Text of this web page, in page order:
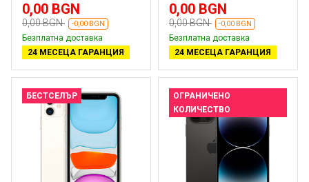
0,00 BGN
0,00 BGN -0,00 BGN
Безплатна доставка
24 МЕСЕЦА ГАРАНЦИЯ
0,00 BGN
0,00 BGN -0,00 BGN
Безплатна доставка
24 МЕСЕЦА ГАРАНЦИЯ
БЕСТСЕЛЪР
ОГРАНИЧЕНО
КОЛИЧЕСТВО